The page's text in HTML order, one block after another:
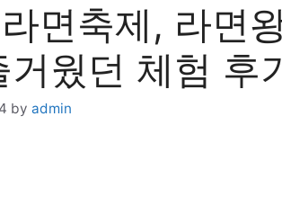
면축제, 라면
거웠던 체험 후
by admin